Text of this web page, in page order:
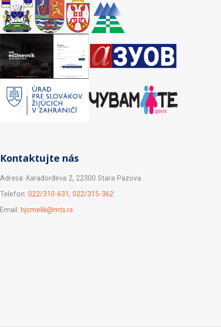
Kontaktujte nás
Adresa: Karađorđeva 2, 22300 Stara Pazova
Telefon: 022/310-631, 022/315-362
Email: hjcmelik@mts.rs